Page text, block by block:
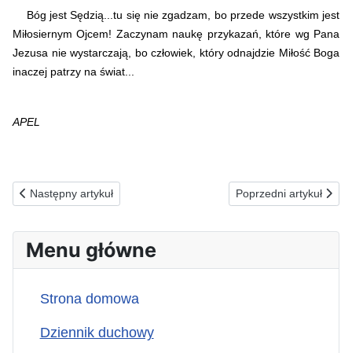
Bóg jest Sędzią...tu się nie zgadzam, bo przede wszystkim jest
Miłosiernym Ojcem! Zaczynam naukę przykazań, które wg Pana
Jezusa nie wystarczają, bo człowiek, który odnajdzie Miłość Boga
inaczej patrzy na świat...
APEL
Poprzednia strona: 14.02.1990(ś) Czyń ofiarę z siebie dla Jezusa...
Następny artykuł Następna strona:
Poprzedni artykuł
Menu główne
Strona domowa
Dziennik duchowy